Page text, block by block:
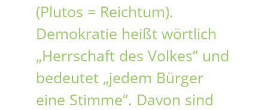
(Plutos = Reichtum).
Demokratie heißt wörtlich
„Herrschaft des Volkes“ und
bedeutet „jedem Bürger
eine Stimme“. Davon sind